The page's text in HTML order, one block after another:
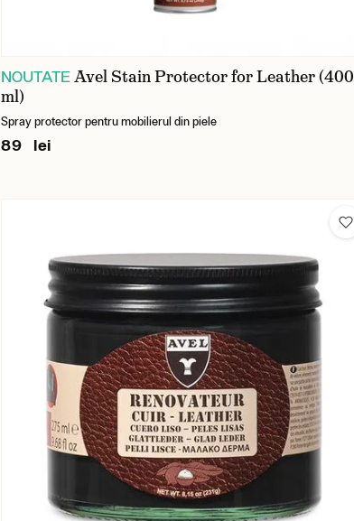
NOUTATEAvel Stain Protector for Leather (400
ml)
Spray protector pentru mobilierul din piele
89 lei